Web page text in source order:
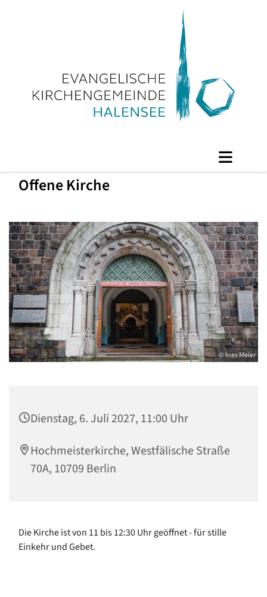
Offene Kirche
© Ines Meier
Dienstag, 6. Juli 2027, 11:00 Uhr
Hochmeisterkirche, Westfälische Straße
70A, 10709 Berlin
Die Kirche ist von 11 bis 12:30 Uhr geöffnet - für stille
Einkehr und Gebet.